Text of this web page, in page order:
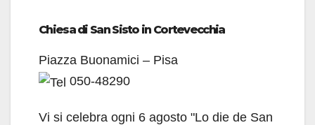
Chiesa di San Sisto in Cortevecchia
Piazza Buonamici – Pisa
050-48290
Vi si celebra ogni 6 agosto "Lo die de San